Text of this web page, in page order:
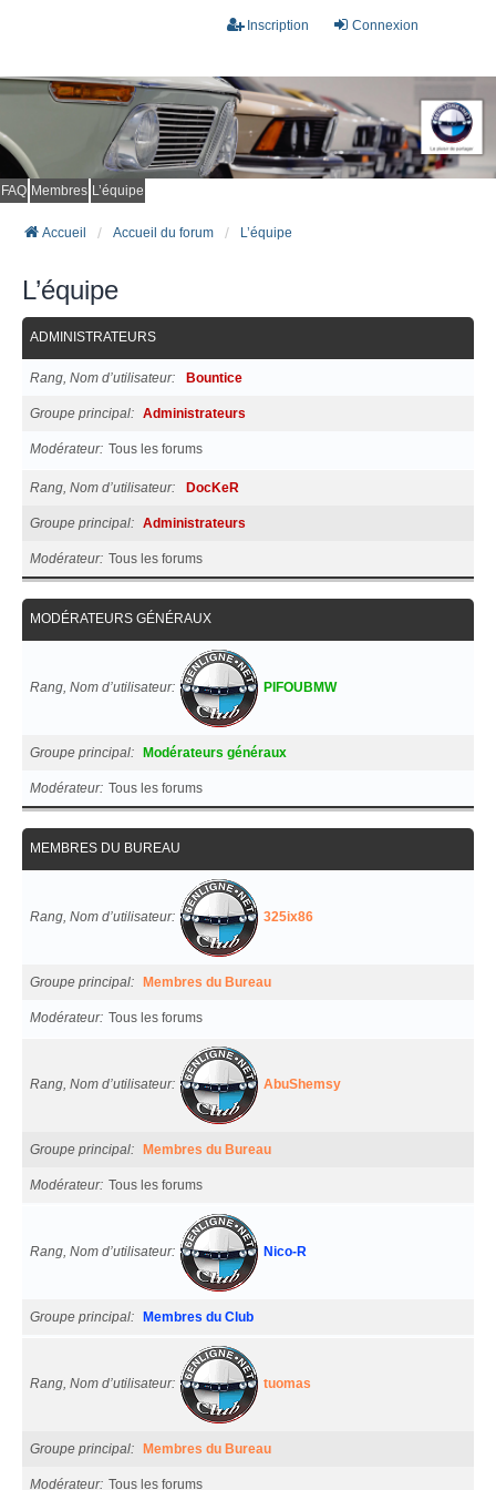
Connexion
Inscription
FAQ Membres L’équipe
Accueil Accueil du forum L’équipe
L’équipe
ADMINISTRATEURS
Rang, Nom d’utilisateur Bountice
Groupe principal Administrateurs
Modérateur Tous les forums
Rang, Nom d’utilisateur DocKeR
Groupe principal Administrateurs
Modérateur Tous les forums
MODÉRATEURS GÉNÉRAUX
Rang, Nom d’utilisateur PIFOUBMW
Groupe principal Modérateurs généraux
Modérateur Tous les forums
MEMBRES DU BUREAU
Rang, Nom d’utilisateur 325ix86
Groupe principal Membres du Bureau
Modérateur Tous les forums
Rang, Nom d’utilisateur AbuShemsy
Groupe principal Membres du Bureau
Modérateur Tous les forums
Rang, Nom d’utilisateur Nico-R
Groupe principal Membres du Club
Rang, Nom d’utilisateur tuomas
Groupe principal Membres du Bureau
Modérateur Tous les forums